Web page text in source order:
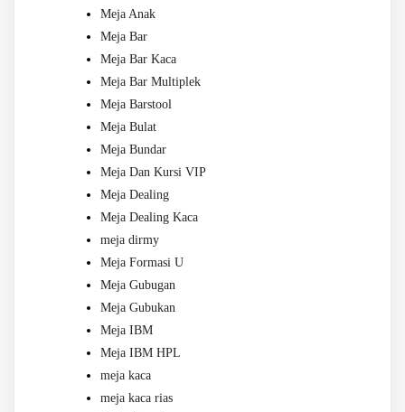
Meja Anak
Meja Bar
Meja Bar Kaca
Meja Bar Multiplek
Meja Barstool
Meja Bulat
Meja Bundar
Meja Dan Kursi VIP
Meja Dealing
Meja Dealing Kaca
meja dirmy
Meja Formasi U
Meja Gubugan
Meja Gubukan
Meja IBM
Meja IBM HPL
meja kaca
meja kaca rias